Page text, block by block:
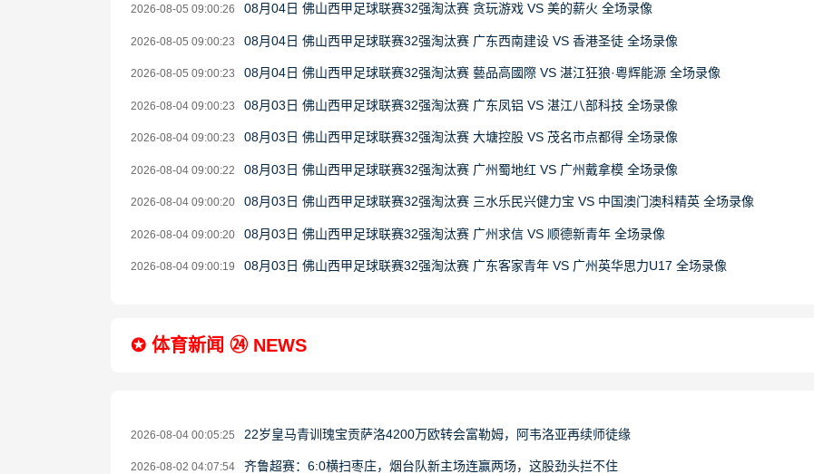
2026-08-05 09:00:26 08月04日 佛山西甲足球联赛32强淘汰赛 贪玩游戏 VS 美的薪火 全场录像
2026-08-05 09:00:23 08月04日 佛山西甲足球联赛32强淘汰赛 广东西南建设 VS 香港圣徒 全场录像
2026-08-05 09:00:23 08月04日 佛山西甲足球联赛32强淘汰赛 藝品高國際 VS 湛江狂狼·粵辉能源 全场录像
2026-08-04 09:00:23 08月03日 佛山西甲足球联赛32强淘汰赛 广东凤铝 VS 湛江八部科技 全场录像
2026-08-04 09:00:23 08月03日 佛山西甲足球联赛32强淘汰赛 大塘控股 VS 茂名市点都得 全场录像
2026-08-04 09:00:22 08月03日 佛山西甲足球联赛32强淘汰赛 广州蜀地红 VS 广州戴拿模 全场录像
2026-08-04 09:00:20 08月03日 佛山西甲足球联赛32强淘汰赛 三水乐民兴健力宝 VS 中国澳门澳科精英 全场录像
2026-08-04 09:00:20 08月03日 佛山西甲足球联赛32强淘汰赛 广州求信 VS 顺德新青年 全场录像
2026-08-04 09:00:19 08月03日 佛山西甲足球联赛32强淘汰赛 广东客家青年 VS 广州英华思力U17 全场录像
✪ 体育新闻 ㉔ NEWS
2026-08-04 00:05:25 22岁皇马青训瑰宝贡萨洛4200万欧转会富勒姆，阿韦洛亚再续师徒缘
2026-08-02 04:07:54 齐鲁超赛：6:0横扫枣庄，烟台队新主场连赢两场，这股劲头拦不住